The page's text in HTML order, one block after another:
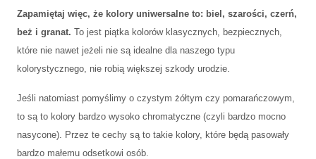
Zapamiętaj więc, że kolory uniwersalne to: biel, szarości, czerń,
beż i granat. To jest piątka kolorów klasycznych, bezpiecznych,
które nie nawet jeżeli nie są idealne dla naszego typu
kolorystycznego, nie robią większej szkody urodzie.
Jeśli natomiast pomyślimy o czystym żółtym czy pomarańczowym,
to są to kolory bardzo wysoko chromatyczne (czyli bardzo mocno
nasycone). Przez te cechy są to takie kolory, które będą pasowały
bardzo małemu odsetkowi osób.